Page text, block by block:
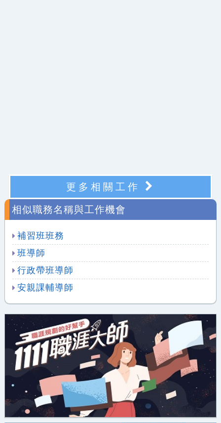
更多相關工作
相似職務名稱與工作機會
補習班班務
班導師
行政帶班導師
安親課輔導師